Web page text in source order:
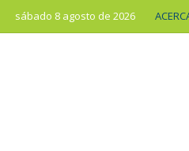
sábado 8 agosto de 2026